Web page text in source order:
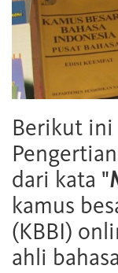
Berikut ini
dari kata "
kamus
(KBBI)
ahli